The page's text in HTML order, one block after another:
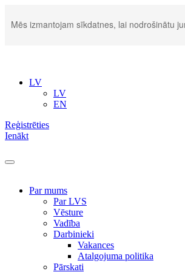
Mēs izmantojam sīkdatnes, lai nodrošinātu
LV
LV
EN
Reģistrēties
Ienākt
Par mums
Par LVS
Vēsture
Vadība
Darbinieki
Vakances
Atalgojuma politika
Pārskati